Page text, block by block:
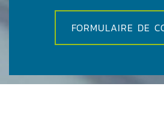
FORMULAIRE DE